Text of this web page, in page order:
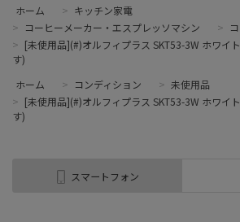
ホーム > キッチン家電
> コーヒーメーカー・エスプレッソマシン >
> [未使用品](#)オルフィプラス SKT53-3W ホワイ
す)
ホーム
> コンディション > 未使用品
> [未使用品](#)オルフィプラス SKT53-3W ホワイ
す)
スマートフォン